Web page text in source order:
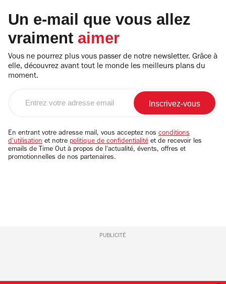
Un e-mail que vous allez
vraiment aimer
Vous ne pourrez plus vous passer de notre newsletter. Grâce à
elle, découvrez avant tout le monde les meilleurs plans du
moment.
email
En entrant votre adresse mail, vous acceptez nos conditions
d'utilisation et notre politique de confidentialité et de recevoir les
emails de Time Out à propos de l'actualité, évents, offres et
promotionnelles de nos partenaires.
PUBLICITÉ